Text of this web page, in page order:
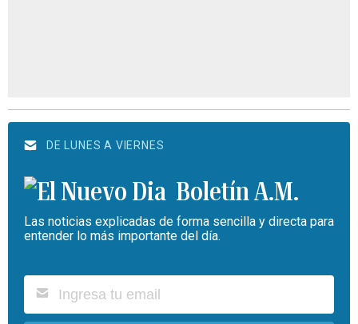
DE LUNES A VIERNES
Boletín A.M.
Las noticias explicadas de forma sencilla y directa para
entender lo más importante del día.